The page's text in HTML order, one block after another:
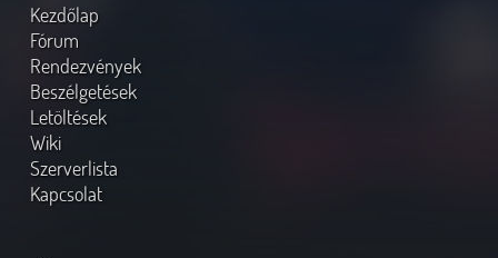
Kezdőlap
Fórum
Rendezvények
Beszélgetések
Letöltések
Wiki
Szerverlista
Kapcsolat